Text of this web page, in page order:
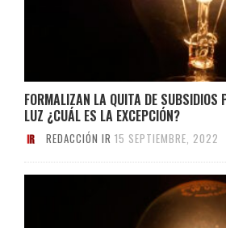
FORMALIZAN LA QUITA DE SUBSIDIOS
LUZ ¿CUÁL ES LA EXCEPCIÓN?
REDACCIÓN IR 15 SEPTIEMBRE, 2022